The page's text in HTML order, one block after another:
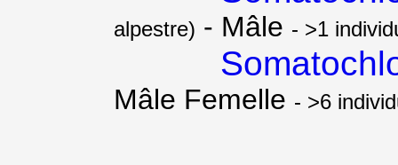
alpestre) - Mâle - >1
Mâle Femelle - >6